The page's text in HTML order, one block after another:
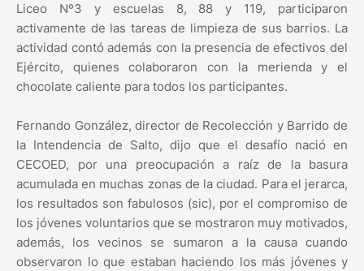
Liceo Nº3 y escuelas 8, 88 y 119, participaron
activamente de las tareas de limpieza de sus barrios. La
actividad contó además con la presencia de efectivos del
Ejército, quienes colaboraron con la merienda y el
chocolate caliente para todos los participantes.
Fernando González, director de Recolección y Barrido de
la Intendencia de Salto, dijo que el desafío nació en
CECOED, por una preocupación a raíz de la basura
acumulada en muchas zonas de la ciudad. Para el jerarca,
los resultados son fabulosos (sic), por el compromiso de
los jóvenes voluntarios que se mostraron muy motivados,
además, los vecinos se sumaron a la causa cuando
observaron lo que estaban haciendo los más jóvenes y